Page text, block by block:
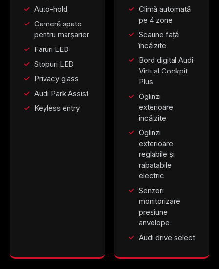
Auto-hold
Cameră spate
pentru marșarier
Faruri LED
Stopuri LED
Privacy glass
Audi Park Assist
Keyless entry
Climă automată
pe 4 zone
Scaune față
încălzite
Bord digital Audi
Virtual Cockpit
Plus
Oglinzi
exterioare
încălzite
Oglinzi
exterioare
reglabile și
rabatabile
electric
Senzori
monitorizare
presiune
anvelope
Audi drive select